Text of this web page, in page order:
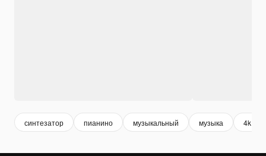
синтезатор пианино музыкальный музыка 4k